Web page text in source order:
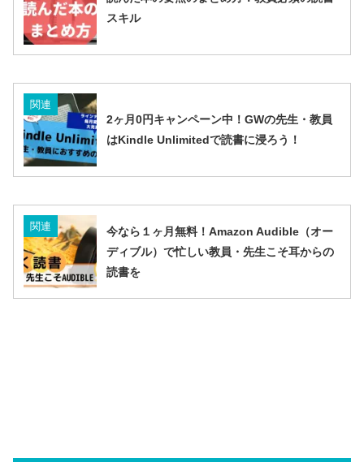
スキル
関連
2ヶ月0円キャンペーン中！GWの先生・教員
はKindle Unlimitedで読書に浸ろう！
関連
今なら１ヶ月無料！Amazon Audible（オー
ディブル）で忙しい教員・先生こそ耳からの
読書を